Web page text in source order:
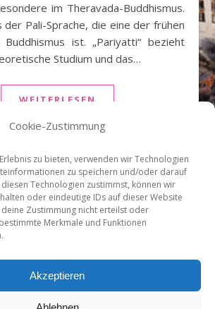
Cookie-Zustimmung
zu bieten, verwenden wir Technologien
zu speichern und/oder darauf
Technologien zustimmst, können wir
oder eindeutige IDs auf dieser Website
Zustimmung nicht erteilst oder
Merkmale und Funktionen
Akzeptieren
im Theravada-Buddhismus.
der Pali-Sprache, die eine der frühen
Buddhismus ist. „Pariyatti“ bezieht
Studium und das…
WEITERLESEN
channel/
präsentiert: HAPPY OM